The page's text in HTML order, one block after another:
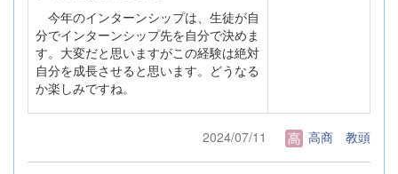
今年のインターンシップは、生徒が自
分でインターンシップ先を自分で決めま
す。大変だと思いますがこの経験は絶対
自分を成長させると思います。どうなる
か楽しみですね。
2024/07/11 高商 教頭